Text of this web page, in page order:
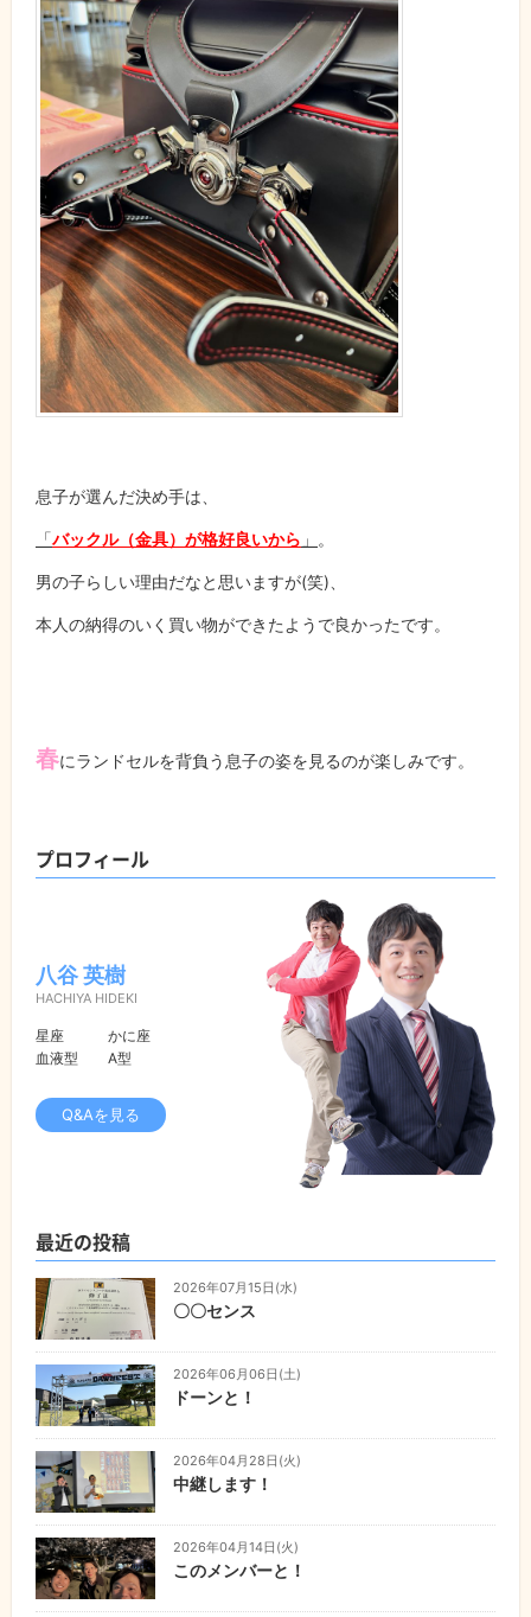
息子が選んだ決め手は、
「バックル（金具）が格好良いから 」 。
男の子らしい理由だなと思いますが(笑)
本人の納得のいく買い物ができたようで良かったです。
春にランドセルを背負う息子の姿を見るのが楽しみです。
プロフィール
八谷 英樹
HACHIYA HIDEKI
星座
かに座
血液型
A型
Q&Aを見る
最近の投稿
2026年07月15日(水)
〇〇センス
2026年06月06日(土)
ドーンと！
2026年04月28日(火)
中継します！
2026年04月14日(火)
このメンバーと！